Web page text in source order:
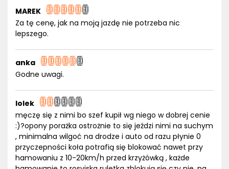
MAREK
Za tę cenę, jak na moją jazdę nie potrzeba nic
lepszego.
anka
Godne uwagi.
lolek
męczę się z nimi bo szef kupił wg niego w dobrej cenie
:)?opony porażka ostrożnie to się jeździ nimi na suchym
, minimalna wilgoć na drodze i auto od razu płynie 0
przyczepności koła potrafią się blokować nawet przy
hamowaniu z 10-20km/h przed krzyżówką , każde